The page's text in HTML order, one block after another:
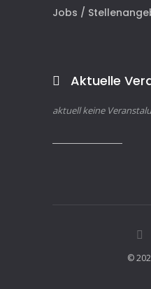
Jobs /
Aktuelle
aktuell keine
©